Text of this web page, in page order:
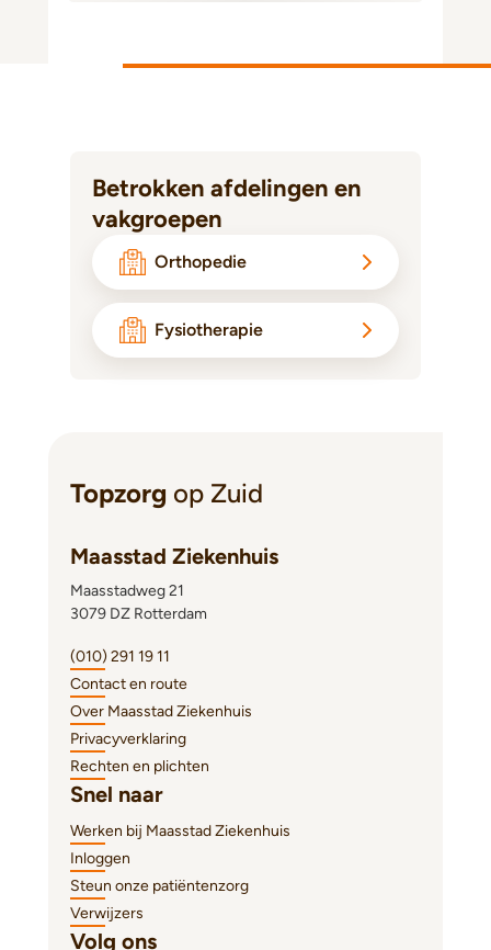
Betrokken afdelingen en
vakgroepen
Orthopedie
Fysiotherapie
Topzorg op Zuid
Maasstad Ziekenhuis
Maasstadweg 21
3079 DZ Rotterdam
(010) 291 19 11
Contact en route
Over Maasstad Ziekenhuis
Privacyverklaring
Rechten en plichten
Snel naar
Werken bij Maasstad Ziekenhuis
Inloggen
Steun onze patiëntenzorg
Verwijzers
Volg ons